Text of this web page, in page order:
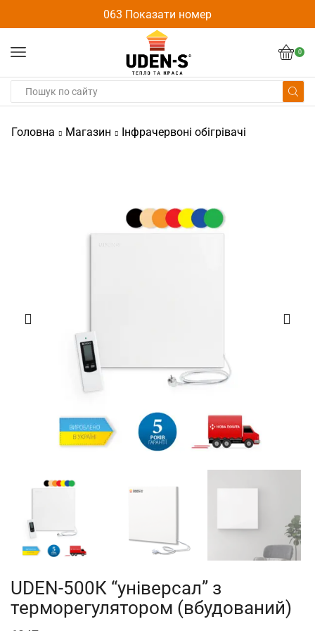
063 Показати номер
0
Головна Магазин Інфрачервоні обігрівачі
UDEN-500К “універсал” з
терморегулятором (вбудований)